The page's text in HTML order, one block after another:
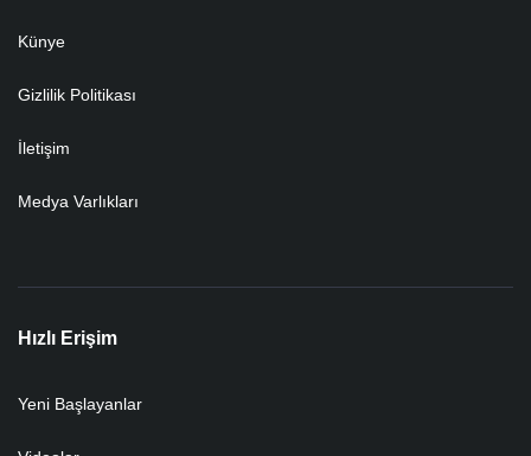
Künye
Gizlilik Politikası
İletişim
Medya Varlıkları
Hızlı Erişim
Yeni Başlayanlar